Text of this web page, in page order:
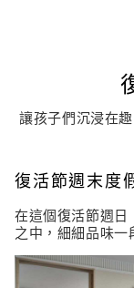
讓孩子們沉浸在
復活節週末度
在這個復活節週日
之中，細細品味一